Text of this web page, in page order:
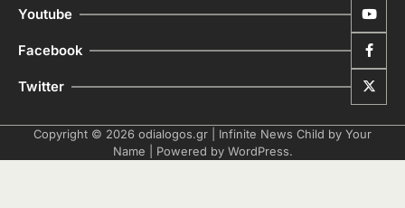
Youtube
Facebook
Twitter
Copyright © 2026 odialogos.gr | Infinite News Child by Your
Name | Powered by WordPress.